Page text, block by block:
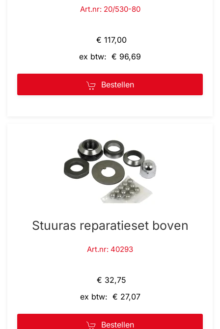
Art.nr: 20/530-80
€ 117,00
ex btw: € 96,69
Bestellen
Stuuras reparatieset boven
Art.nr: 40293
€ 32,75
ex btw: € 27,07
Bestellen